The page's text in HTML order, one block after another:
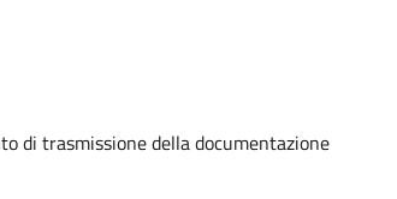
di trasmissione della documentazione